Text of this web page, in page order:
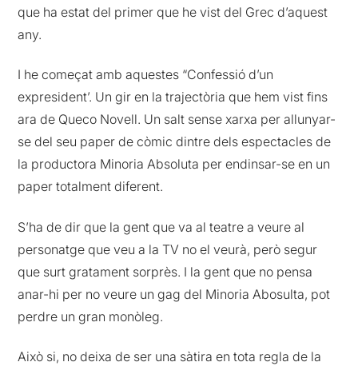
que ha estat del primer que he vist del Grec d’aquest
any.
I he começat amb aquestes “Confessió d’un
expresident’. Un gir en la trajectòria que hem vist fins
ara de Queco Novell. Un salt sense xarxa per allunyar-
se del seu paper de còmic dintre dels espectacles de
la productora Minoria Absoluta per endinsar-se en un
paper totalment diferent.
S’ha de dir que la gent que va al teatre a veure al
personatge que veu a la TV no el veurà, però segur
que surt gratament sorprès. I la gent que no pensa
anar-hi per no veure un gag del Minoria Abosulta, pot
perdre un gran monòleg.
Això si, no deixa de ser una sàtira en tota regla de la